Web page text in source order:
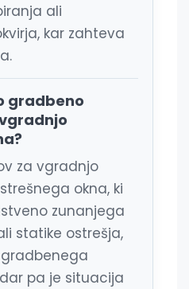
ali
kar zahteva
gradbeno
za vgradnjo
okna, ki
zunanjega
statike ostrešja,
pa je situacija